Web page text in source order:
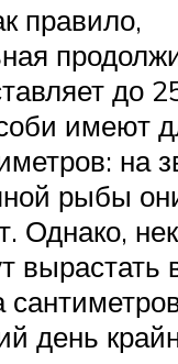
правило,
до
имеют
на
рыбы
Однако,
вырастать
день